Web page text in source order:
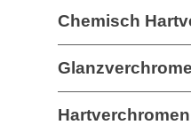
Chemisch
Hartverchromen